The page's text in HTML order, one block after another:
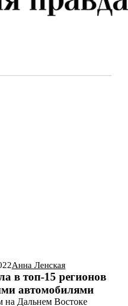
Все новостиАрхив
Анна Ленская
в топ-15 регионов
автомобилями
на Дальнем Востоке